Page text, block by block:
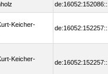
Keicher-
Keicher-